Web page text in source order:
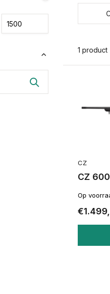
1 product
CZ
CZ
Op